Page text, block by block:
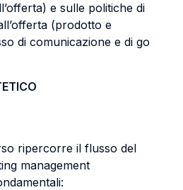
e sulle politiche di
(prodotto e
di comunicazione e di go
ripercorre il flusso del
management